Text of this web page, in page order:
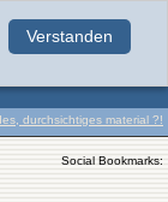
Verstanden
durchsichtiges material ?!
Social Bookmarks: